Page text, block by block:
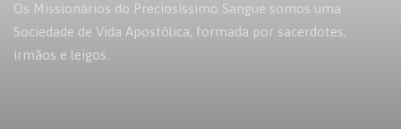
Os Missionários do Preciosíssimo Sangue somos uma
Sociedade de Vida Apostólica, formada por sacerdotes,
irmãos e leigos.